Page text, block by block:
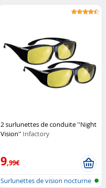
2 surlunettes de conduite ''Night
Vision'' Infactory
9,99€
Surlunettes de vision nocturne